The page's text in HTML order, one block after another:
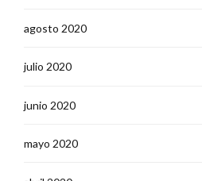
agosto 2020
julio 2020
junio 2020
mayo 2020